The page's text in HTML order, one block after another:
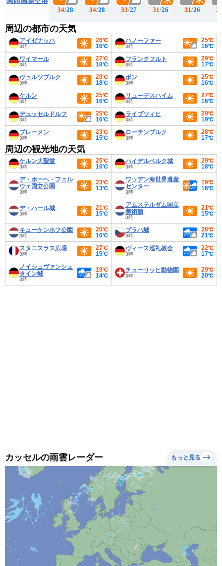
34/28 34/28 33/27 31/26 31/26
周辺の都市の天気
アイゼナッハ
3時
26℃
16℃
ハノーファー
3時
25℃
16℃
ワイマール
3時
27℃
18℃
フランクフルト
3時
29℃
17℃
ヴュルツブルク
3時
29℃
18℃
ボン
3時
25℃
16℃
ケルン
3時
25℃
16℃
リューデスハイム
3時
27℃
16℃
デュッセルドルフ
3時
25℃
16℃
ライプツィヒ
3時
29℃
19℃
ブレーメン
3時
23℃
15℃
ローテンブルク
3時
28℃
17℃
周辺の観光地の天気
ケルン大聖堂
3時
25℃
16℃
ハイデルベルク城
3時
29℃
18℃
デ・ホーヘ・フェル
ウェ国立公園
3時
23℃
13℃
ワッデン海世界遺産
センター
3時
19℃
16℃
デ・ハール城
3時
21℃
15℃
アムステルダム国立
美術館
3時
21℃
15℃
キューケンホフ公園
3時
20℃
16℃
プラハ城
3時
28℃
21℃
スタニスラス広場
3時
27℃
15℃
ヴィース巡礼教会
3時
22℃
17℃
ノイシュヴァンシュ
タイン城
3時
19℃
14℃
チューリッヒ動物園
3時
29℃
20℃
カッセルの雨雲レーダー もっと見る